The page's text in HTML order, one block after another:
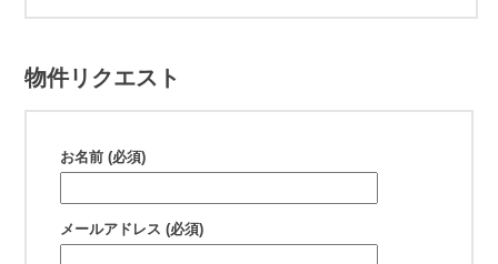
物件リクエスト
お名前 (必須)
メールアドレス (必須)